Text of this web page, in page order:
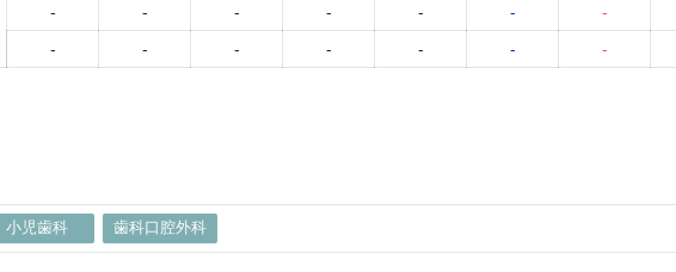
- - - - - - -
-
- - - - - -
小児歯科 歯科口腔外科